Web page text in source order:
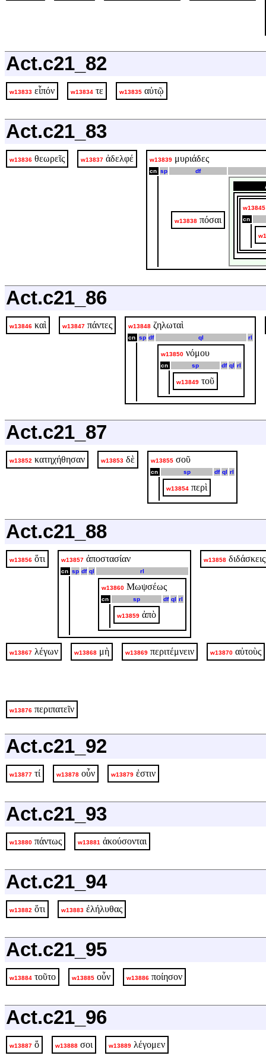
Act.c21_82
w13833 εἶπόν w13834 τε w13835 αὐτῷ
Act.c21_83
w13836 θεωρεῖς w13837 ἀδελφέ w13839 μυριάδες
cn sp df
w13838 πόσαι
w13845
cn
Act.c21_86
w13846 καὶ w13847 πάντες w13848 ζηλωταὶ
cn sp df ql rl
w13850 νόμου
cn sp df ql rl
w13849 τοῦ
Act.c21_87
w13852 κατηχήθησαν w13853 δὲ w13855 σοῦ
cn sp df ql rl
w13854 περὶ
Act.c21_88
w13856 ὅτι w13857 ἀποστασίαν
cn sp df ql rl
w13860 Μωψσέως
cn sp df ql rl
w13859 ἀπὸ
w13858 διδάσκεις
w13867 λέγων w13868 μὴ w13869 περιτέμνειν w13870 αὐτοὺς
w13876 περιπατεῖν
Act.c21_92
w13877 τί w13878 οὖν w13879 ἐστιν
Act.c21_93
w13880 πάντως w13881 ἀκούσονται
Act.c21_94
w13882 ὅτι w13883 ἐλήλυθας
Act.c21_95
w13884 τοῦτο w13885 οὖν w13886 ποίησον
Act.c21_96
w13887 ὅ w13888 σοι w13889 λέγομεν